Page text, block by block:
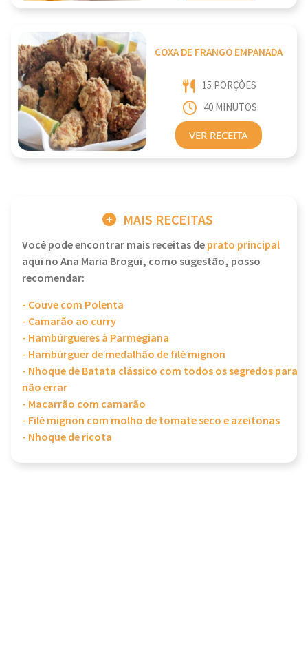
COXA DE FRANGO EMPANADA
15 PORÇÕES
40 MINUTOS
VER RECEITA
MAIS RECEITAS
Você pode encontrar mais receitas deprato principal
aqui no Ana Maria Brogui, como sugestão, posso
recomendar:
- Couve com Polenta
- Camarão ao curry
- Hambúrgueres à Parmegiana
- Hambúrguer de medalhão de filé mignon
- Nhoque de Batata clássico com todos os segredos para
não errar
- Macarrão com camarão
- Filé mignon com molho de tomate seco e azeitonas
- Nhoque de ricota